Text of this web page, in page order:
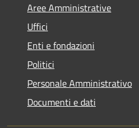
Aree Amministrative
Uffici
Enti e fondazioni
Politici
Personale Amministrativo
Documenti e dati